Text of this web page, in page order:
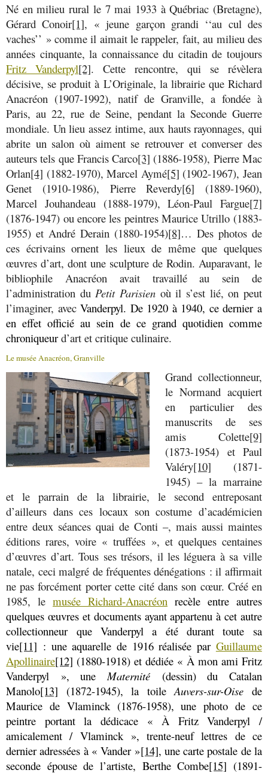
Né en milieu rural le 7 mai 1933 à Québriac (Bretagne),
Gérard Conoir[1], « jeune garçon grandi ‘‘au cul des
vaches’’ » comme il aimait le rappeler, fait, au milieu des
années cinquante, la connaissance du citadin de toujours
Fritz Vanderpyl[2]. Cette rencontre, qui se révèlera
décisive, se produit à L’Originale, la librairie que Richard
Anacréon (1907-1992), natif de Granville, a fondée à
Paris, au 22, rue de Seine, pendant la Seconde Guerre
mondiale. Un lieu assez intime, aux hauts rayonnages, qui
abrite un salon où aiment se retrouver et converser des
auteurs tels que Francis Carco[3] (1886-1958), Pierre Mac
Orlan[4] (1882-1970), Marcel Aymé[5] (1902-1967), Jean
Genet (1910-1986), Pierre Reverdy[6] (1889-1960),
Marcel Jouhandeau (1888-1979), Léon-Paul Fargue[7]
(1876-1947) ou encore les peintres Maurice Utrillo (1883-
1955) et André Derain (1880-1954)[8]… Des photos de
ces écrivains ornent les lieux de même que quelques
œuvres d’art, dont une sculpture de Rodin. Auparavant, le
bibliophile Anacréon avait travaillé au sein de
l’administration du Petit Parisien où il s’est lié, on peut
l’imaginer, avecVanderpyl. De 1920 à 1940, ce dernier a
en effet officié au sein de ce grand quotidien comme
chroniqueurd’art et critique culinaire.
Le musée Anacréon, Granville
Grand collectionneur,
le Normand acquiert
en particulier des
manuscrits de ses
amis Colette[9]
(1873-1954) et Paul
Valéry[10] (1871-
1945) – la marraine
et le parrain de la librairie, le second entreposant
d’ailleurs dans ces locaux son costume d’académicien
entre deux séances quai de Conti –, mais aussi maintes
éditions rares, voire « truffées », et quelques centaines
d’œuvres d’art. Tous ses trésors, il les léguera à sa ville
natale, ceci malgré de fréquentes dénégations : il affirmait
ne pas forcément porter cette cité dans son cœur. Créé en
1985, lemusée Richard-Anacréon recèle entre autres
quelques œuvres et documents ayant appartenu à cet autre
collectionneur que Vanderpyl a été durant toute sa
vie[11] : une aquarelle de 1916 réalisée par Guillaume
Apollinaire[12] (1880-1918) et dédiée « À mon ami Fritz
Vanderpyl », une Maternité (dessin) du Catalan
Manolo[13] (1872-1945), la toileAuvers-sur-Oise de
Maurice de Vlaminck (1876-1958), une photo de ce
peintre portant la dédicace « À Fritz Vanderpyl /
amicalement / Vlaminck », trente-neuf lettres de ce
dernier adressées à « Vander »[14], une carte postale de la
seconde épouse de l’artiste, Berthe Combe[15] (1891-